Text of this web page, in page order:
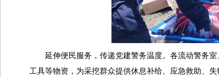
延伸便民服务，传递党建警务温度。各流动警务
工具等物资，为采挖群众提供休息补给、应急救助、